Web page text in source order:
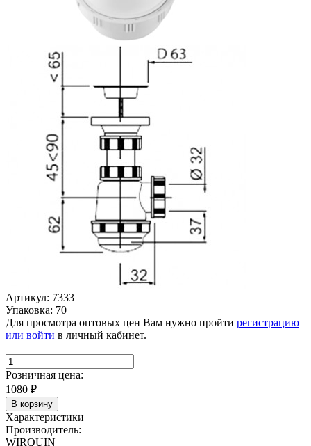
Артикул: 7333
Упаковка: 70
Для просмотра оптовых цен Вам нужно пройти регистрацию
или войти в личный кабинет.
Розничная цена:
1080 ₽
В корзину
Характеристики
Производитель:
WIRQUIN